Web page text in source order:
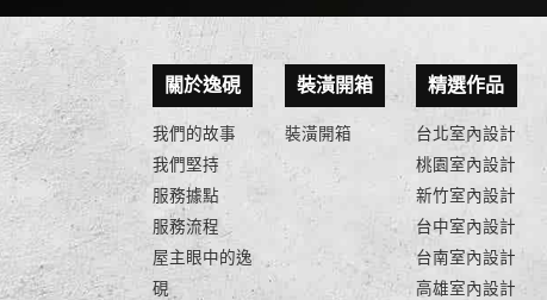
關於逸硯
我們的故事
我們堅持
服務據點
服務流程
屋主眼中的逸
硯
裝潢開箱
裝潢開箱
精選作品
台北室內設計
桃園室內設計
新竹室內設計
台中室內設計
台南室內設計
高雄室內設計